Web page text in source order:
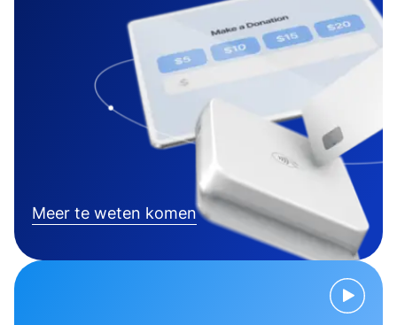
Meer te weten komen